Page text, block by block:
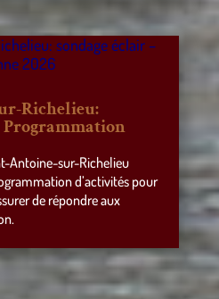
Richelieu:
Programmation
Antoine-sur-Richelieu
d’activités pour
de répondre aux